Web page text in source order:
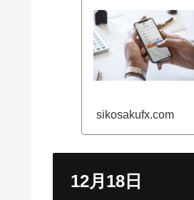
sikosakufx.com
12月18日